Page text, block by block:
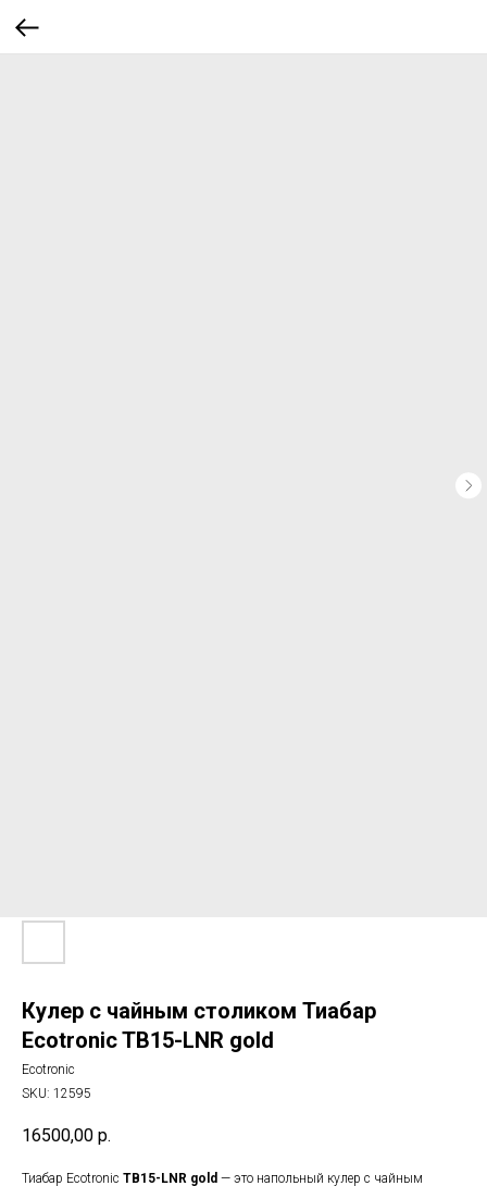
Кулер с чайным столиком Тиабар
Ecotronic TB15-LNR gold
Ecotronic
SKU: 12595
16500,00 р.
Тиабар Ecotronic TB15-LNR gold — это напольный кулер с чайным